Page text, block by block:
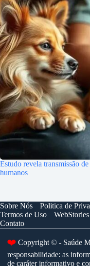
Estudo revela transmissão
humanos
Sobre Nós Politica de
Termos de Uso
WebStories
Contato
❤️ Copyright © - Saúde
responsabilidade: as
de caráter informativo e